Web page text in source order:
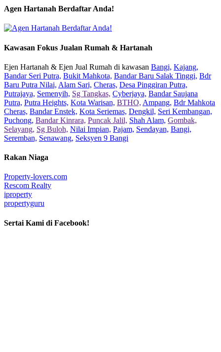
Agen Hartanah Berdaftar Anda!
Kawasan Fokus Jualan Rumah & Hartanah
Ejen Hartanah & Ejen Jual Rumah di kawasan Bangi, Kajang,
Bandar Seri Putra, Bukit Mahkota, Bandar Baru Salak Tinggi, Bdr
Baru Putra Nilai, Alam Sari, Cheras, Desa Pinggiran Putra,
Putrajaya, Semenyih, Sg Tangkas, Cyberjaya, Bandar Saujana
Putra, Putra Heights, Kota Warisan, BTHO, Ampang, Bdr Mahkota
Cheras, Bandar Enstek, Kota Seriemas, Dengkil, Seri Kembangan,
Puchong, Bandar Kinrara, Puncak Jalil, Shah Alam, Gombak,
Selayang, Sg Buloh, Nilai Impian, Pajam, Sendayan, Bangi,
Seremban, Senawang, Seksyen 9 Bangi
Rakan Niaga
Property-lovers.com
Rescom Realty
iproperty
propertyguru
Sertai Kami di Facebook!